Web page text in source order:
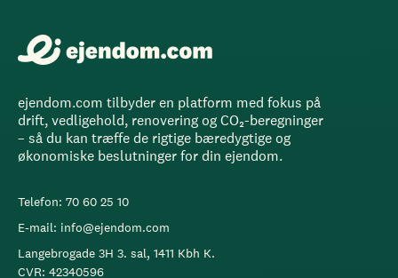
ejendom.com tilbyder en platform med fokus på
drift, vedligehold, renovering og CO₂-beregninger
– så du kan træffe de rigtige bæredygtige og
økonomiske beslutninger for din ejendom.
Telefon: 70 60 25 10
E-mail: info@ejendom.com
Langebrogade 3H 3. sal, 1411 Kbh K.
CVR: 42340596